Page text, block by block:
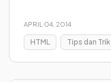
APRIL 04, 2014
HTML Tips dan Trik